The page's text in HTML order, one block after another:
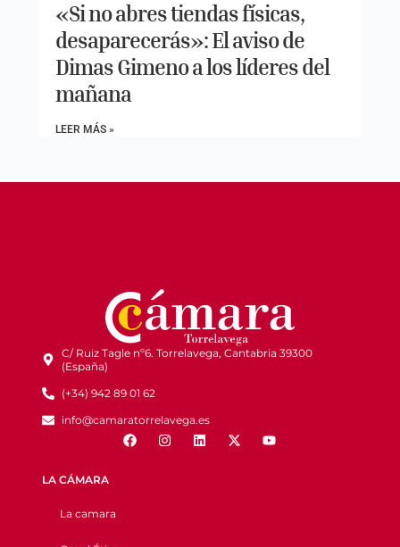
«Si no abres tiendas físicas,
desaparecerás»: El aviso de
Dimas Gimeno a los líderes del
mañana
LEER MÁS »
C/ Ruiz Tagle nº6. Torrelavega, Cantabria 39300
(España)
(+34) 942 89 01 62
info@camaratorrelavega.es
LA CÁMARA
La camara